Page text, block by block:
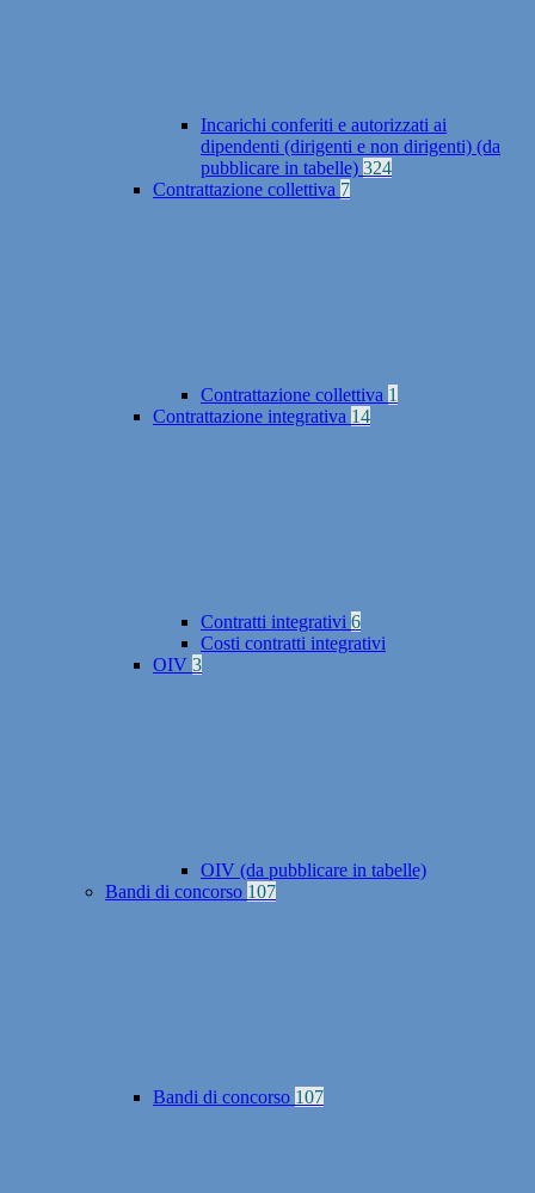
Incarichi conferiti e autorizzati ai
dipendenti (dirigenti e non dirigenti) (da
pubblicare in tabelle) 324
Contrattazione collettiva 7
Contrattazione collettiva 1
Contrattazione integrativa 14
Contratti integrativi 6
Costi contratti integrativi
OIV 3
OIV (da pubblicare in tabelle)
Bandi di concorso 107
Bandi di concorso 107